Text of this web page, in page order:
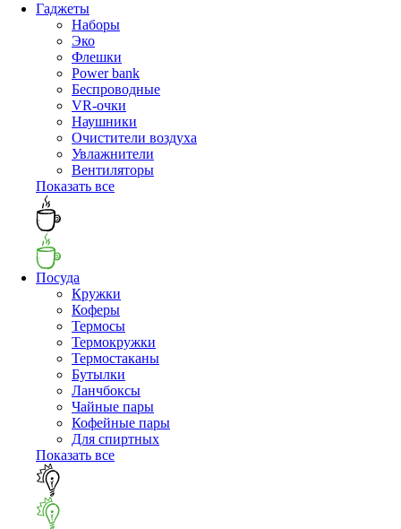
Гаджеты
Наборы
Эко
Флешки
Power bank
Беспроводные
VR-очки
Наушники
Очистители воздуха
Увлажнители
Вентиляторы
Показать все
Посуда
Кружки
Коферы
Термосы
Термокружки
Термостаканы
Бутылки
Ланчбоксы
Чайные пары
Кофейные пары
Для спиртных
Показать все